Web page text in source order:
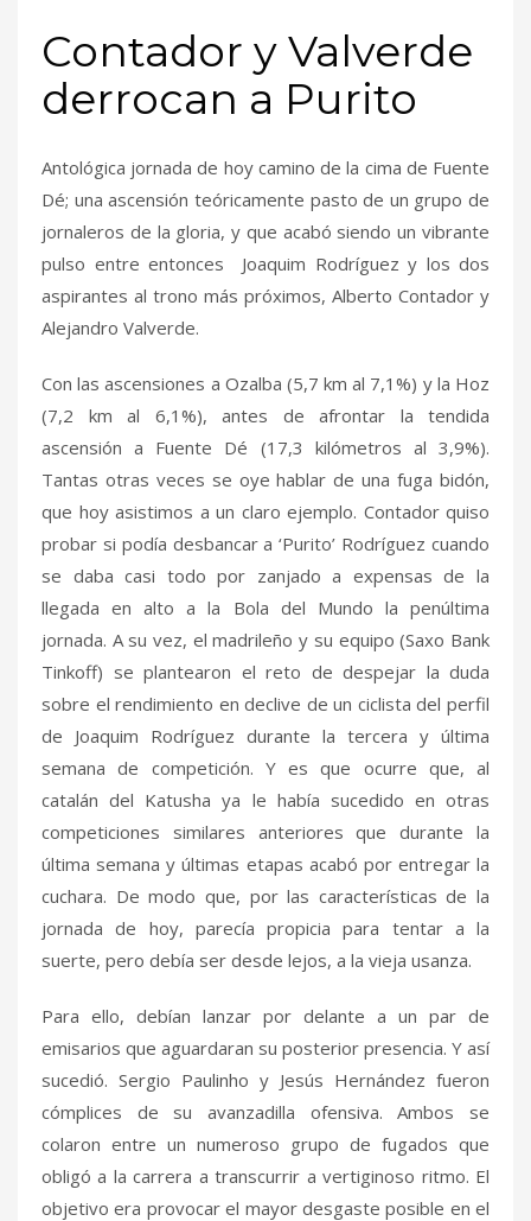
Contador y Valverde
derrocan a Purito
Antológica jornada de hoy camino de la cima de Fuente
Dé; una ascensión teóricamente pasto de un grupo de
jornaleros de la gloria, y que acabó siendo un vibrante
pulso entre entonces Joaquim Rodríguez y los dos
aspirantes al trono más próximos, Alberto Contador y
Alejandro Valverde.
Con las ascensiones a Ozalba (5,7 km al 7,1%) y la Hoz
(7,2 km al 6,1%), antes de afrontar la tendida
ascensión a Fuente Dé (17,3 kilómetros al 3,9%).
Tantas otras veces se oye hablar de una fuga bidón,
que hoy asistimos a un claro ejemplo. Contador quiso
probar si podía desbancar a ‘Purito’ Rodríguez cuando
se daba casi todo por zanjado a expensas de la
llegada en alto a la Bola del Mundo la penúltima
jornada. A su vez, el madrileño y su equipo (Saxo Bank
Tinkoff) se plantearon el reto de despejar la duda
sobre el rendimiento en declive de un ciclista del perfil
de Joaquim Rodríguez durante la tercera y última
semana de competición. Y es que ocurre que, al
catalán del Katusha ya le había sucedido en otras
competiciones similares anteriores que durante la
última semana y últimas etapas acabó por entregar la
cuchara. De modo que, por las características de la
jornada de hoy, parecía propicia para tentar a la
suerte, pero debía ser desde lejos, a la vieja usanza.
Para ello, debían lanzar por delante a un par de
emisarios que aguardaran su posterior presencia. Y así
sucedió. Sergio Paulinho y Jesús Hernández fueron
cómplices de su avanzadilla ofensiva. Ambos se
colaron entre un numeroso grupo de fugados que
obligó a la carrera a transcurrir a vertiginoso ritmo. El
objetivo era provocar el mayor desgaste posible en el